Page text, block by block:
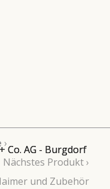
›
Nächstes Produkt›
und Zubehör